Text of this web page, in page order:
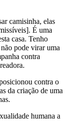
camisinha, elas
É uma
casa. Tenho
não pode virar uma
contra
contra o
da criação de uma
humana a